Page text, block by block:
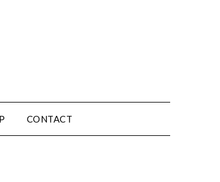
CONTACT